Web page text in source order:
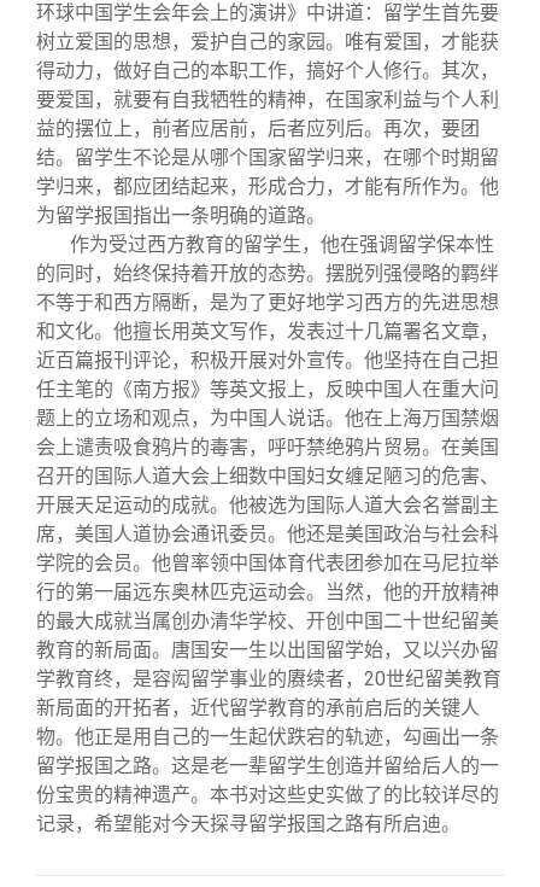
环球中国学生会年会上的演讲》中讲道：留学生首先要
树立爱国的思想，爱护自己的家园。唯有爱国，才能获
得动力，做好自己的本职工作，搞好个人修行。其次，
要爱国，就要有自我牺牲的精神，在国家利益与个人利
益的摆位上，前者应居前，后者应列后。再次，要团
结。留学生不论是从哪个国家留学归来，在哪个时期留
学归来，都应团结起来，形成合力，才能有所作为。他
为留学报国指出一条明确的道路。
作为受过西方教育的留学生，他在强调留学保本性
的同时，始终保持着开放的态势。摆脱列强侵略的羁绊
不等于和西方隔断，是为了更好地学习西方的先进思想
和文化。他擅长用英文写作，发表过十几篇署名文章，
近百篇报刊评论，积极开展对外宣传。他坚持在自己担
任主笔的《南方报》等英文报上，反映中国人在重大问
题上的立场和观点，为中国人说话。他在上海万国禁烟
会上谴责吸食鸦片的毒害，呼吁禁绝鸦片贸易。在美国
召开的国际人道大会上细数中国妇女缠足陋习的危害、
开展天足运动的成就。他被选为国际人道大会名誉副主
席，美国人道协会通讯委员。他还是美国政治与社会科
学院的会员。他曾率领中国体育代表团参加在马尼拉举
行的第一届远东奥林匹克运动会。当然，他的开放精神
的最大成就当属创办清华学校、开创中国二十世纪留美
教育的新局面。唐国安一生以出国留学始，又以兴办留
学教育终，是容闳留学事业的赓续者，20世纪留美教育
新局面的开拓者，近代留学教育的承前启后的关键人
物。他正是用自己的一生起伏跌宕的轨迹，勾画出一条
留学报国之路。这是老一辈留学生创造并留给后人的一
份宝贵的精神遗产。本书对这些史实做了的比较详尽的
记录，希望能对今天探寻留学报国之路有所启迪。